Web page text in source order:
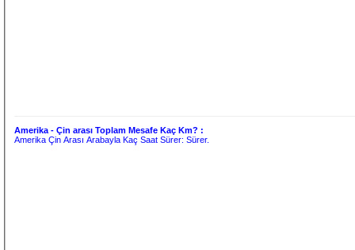
Amerika - Çin arası Toplam Mesafe Kaç Km? :
Amerika Çin Arası Arabayla Kaç Saat Sürer:Sürer.